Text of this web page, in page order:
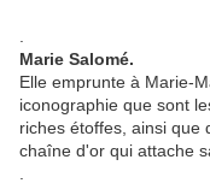
Marie Salomé.
Elle emprunte à Marie-
iconographie que sont
riches étoffes, ainsi que
chaîne d'or qui attache